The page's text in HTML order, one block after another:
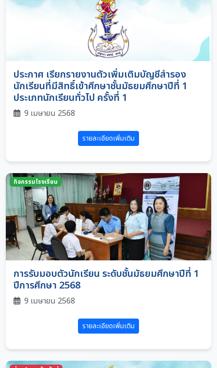
ประกาศ เรียกรายงานตัวเพิ่มเติมบัญชีสำรอง
นักเรียนที่มีสิทธิ์เข้าศึกษาชั้นมัธยมศึกษาปีที่ 1
ประเภทนักเรียนทั่วไป ครั้งที่ 1
9 เมษายน 2568
รายละเอียดเพิ่มเติม
กิจกรรมโรงเรียน
การรับมอบตัวนักเรียน ระดับชั้นมัธยมศึกษาปีที่ 1
ปีการศึกษา 2568
9 เมษายน 2568
รายละเอียดเพิ่มเติม